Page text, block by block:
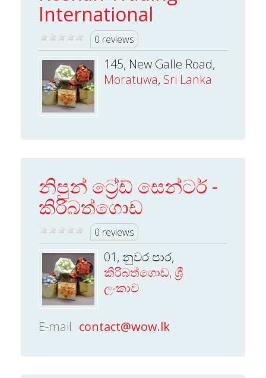
International
0 reviews
145, New Galle Road,
Moratuwa, Sri Lanka
නිපුන් ට්‍රේඩ් සෙන්ටර් -
කිරිබත්ගොඩ
0 reviews
01, නුවර පාර,
කිරිබත්ගොඩ, ශ්‍රී
ලංකාව
E-mail contact@wow.lk